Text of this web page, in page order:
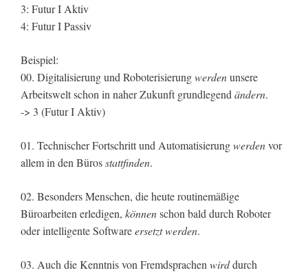
3: Futur I Aktiv
4: Futur I Passiv
Beispiel:
00. Digitalisierung und Roboterisierungwerdenunsere
Arbeitswelt schon in naher Zukunft grundlegend ändern.
-> 3 (Futur I Aktiv)
01. Technischer Fortschritt und Automatisierungwerdenvor
allem in den Bürosstattfinden.
02. Besonders Menschen, die heute routinemäßige
Büroarbeiten erledigen, könnenschon bald durch Roboter
oder intelligente Softwareersetzt werden.
03. Auch die Kenntnis von Fremdsprachen wirddurch